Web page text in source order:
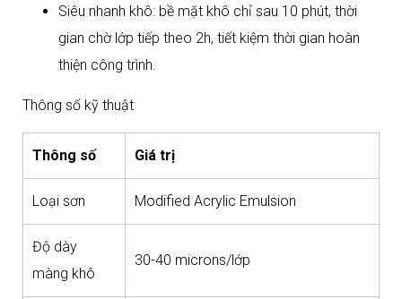
Siêu nhanh khô: bề mặt khô chỉ sau 10 phút, thời
gian chờ lớp tiếp theo 2h, tiết kiệm thời gian hoàn
thiện công trình.​
Thông số kỹ thuật
Thông số Giá trị
Loại sơn Modified Acrylic Emulsion
Độ dày
màng khô
30-40 microns/lớp